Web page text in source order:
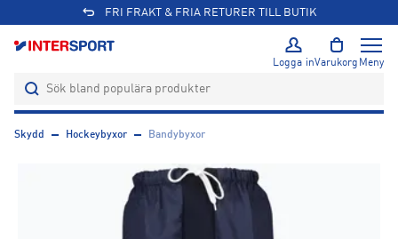
FRI FRAKT & FRIA RETURER TILL BUTIK
Logga inVarukorg Meny
Skydd Hockeybyxor Bandybyxor